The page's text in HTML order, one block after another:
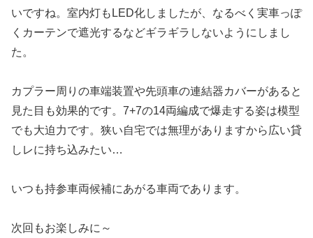
いですね。室内灯もLED化しましたが、なるべく実車っぽ
くカーテンで遮光するなどギラギラしないようにしまし
た。
カプラー周りの車端装置や先頭車の連結器カバーがあると
見た目も効果的です。7+7の14両編成で爆走する姿は模型
でも大迫力です。狭い自宅では無理がありますから広い貸
しレに持ち込みたい…
いつも持参車両候補にあがる車両であります。
次回もお楽しみに～